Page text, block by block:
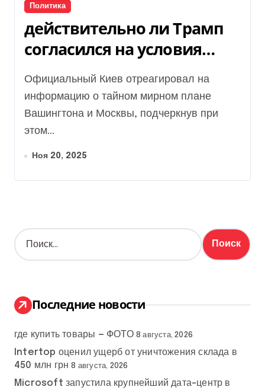
Политика
действительно ли Трамп
согласился на условия
Кремля
Официальный Киев отреагировал на
информацию о тайном мирном плане
Вашингтона и Москвы, подчеркнув при
этом...
Ноя 20, 2025
Н
а
:
Последние новости
где купить товары — ФОТО 8 августа, 2026
Intertop оценил ущерб от уничтожения склада в
450 млн грн 8 августа, 2026
Microsoft запустила крупнейший дата-центр в